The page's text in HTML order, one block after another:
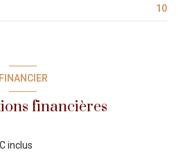
10
FINANCIER
financières
inclus